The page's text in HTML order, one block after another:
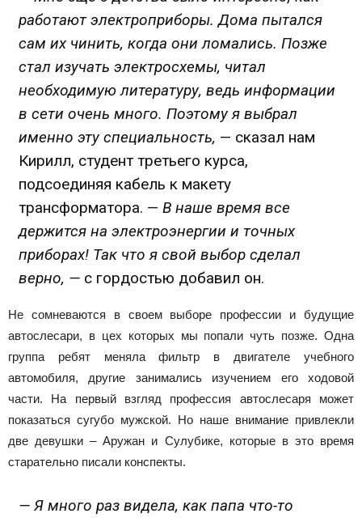
работают электроприборы. Дома пытался
сам их чинить, когда они ломались. Позже
стал изучать электросхемы, читал
необходимую литературу, ведь информации
в сети очень много. Поэтому я выбрал
именно эту специальность, — сказал нам
Кирилл, студент третьего курса,
подсоединяя кабель к макету
трансформатора. — В наше время все
держится на электроэнергии и точных
приборах! Так что я свой выбор сделал
верно, —с гордостью добавил он.
Не сомневаются в своем выборе профессии и будущие
автослесари, в цех которых мы попали чуть позже. Одна
группа ребят меняла фильтр в двигателе учебного
автомобиля, другие занимались изучением его ходовой
части. На первый взгляд профессия автослесаря может
показаться сугубо мужской. Но наше внимание привлекли
две девушки – Аружан и Сулубике, которые в это время
старательно писали конспекты.
— Я много раз видела, как папа что-то